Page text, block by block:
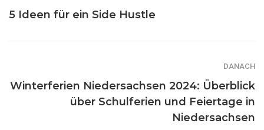
5 Ideen für ein Side Hustle
DANACH
Winterferien Niedersachsen 2024: Überblick
über Schulferien und Feiertage in
Niedersachsen